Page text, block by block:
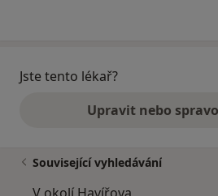
Jste tento lékař?
Upravit nebo
Související vyhledávání